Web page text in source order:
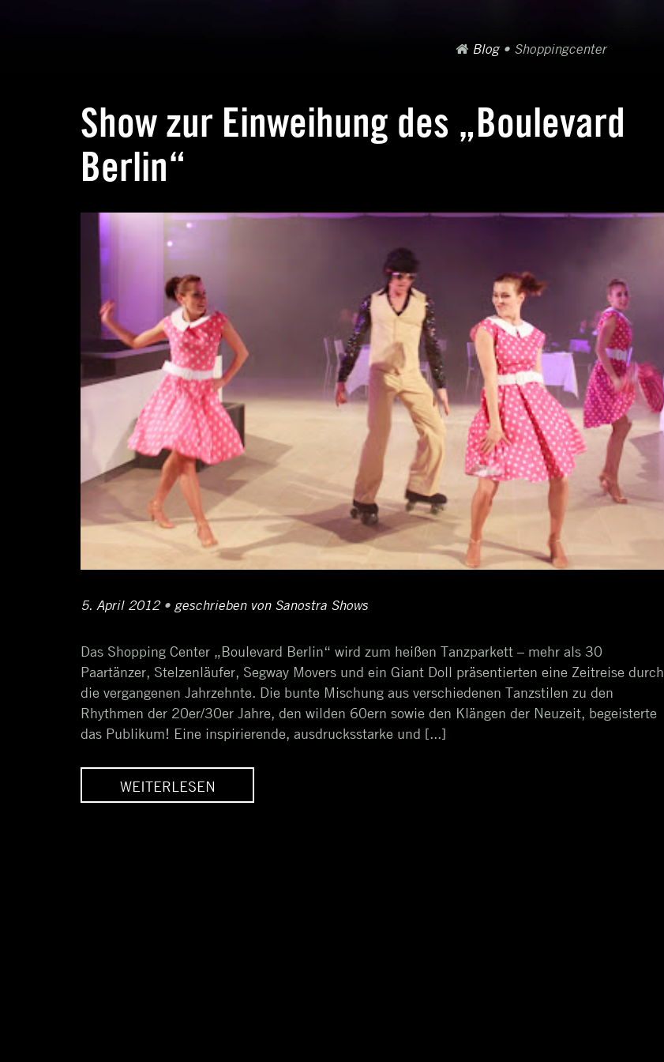
Blog • Shoppingcenter
Schlagwortarchiv:
Shoppingcenter
Show zur Einweihung des „Boulevard
Berlin“
Posted
5. April 201212.
2017
• Author
geschrieben von Sanostra Shows
Das Shopping Center „Boulevard Berlin“ wird zum heißen Tanzparkett – mehr als 30
Paartänzer, Stelzenläufer, Segway Movers und ein Giant Doll präsentierten eine Zeitreise durch
die vergangenen Jahrzehnte. Die bunte Mischung aus verschiedenen Tanzstilen zu den
Rhythmen der 20er/30er Jahre, den wilden 60ern sowie den Klängen der Neuzeit, begeisterte
das Publikum! Eine inspirierende, ausdrucksstarke und [...]
WEITERLESEN